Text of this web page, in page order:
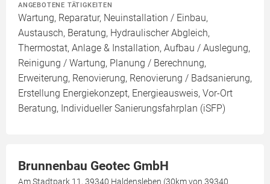
ANGEBOTENE TÄTIGKEITEN
Wartung, Reparatur, Neuinstallation / Einbau,
Austausch, Beratung, Hydraulischer Abgleich,
Thermostat, Anlage & Installation, Aufbau / Auslegung,
Reinigung / Wartung, Planung / Berechnung,
Erweiterung, Renovierung, Renovierung / Badsanierung,
Erstellung Energiekonzept, Energieausweis, Vor-Ort
Beratung, Individueller Sanierungsfahrplan (iSFP)
Brunnenbau Geotec GmbH
Am Stadtpark 11, 39340 Haldensleben (30km von 39340